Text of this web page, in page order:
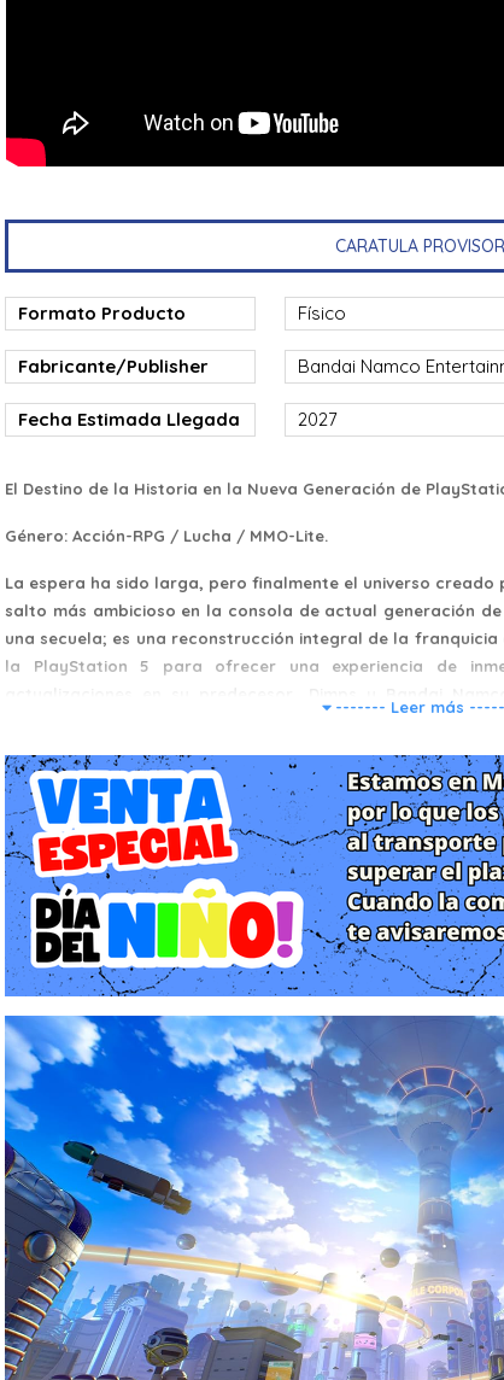
CARATULA
Formato Producto Físico
Fabricante/Publisher Bandai Namco
Fecha Estimada Llegada 2027
El Destino de la Historia en la Nueva Generación de
Género: Acción-RPG / Lucha / MMO-Lite.
La espera ha sido larga, pero finalmente el universo
salto más ambicioso en la consola de actual generación
una secuela; es una reconstrucción integral de la
la PlayStation 5 para ofrecer una experiencia de
patrullero (o defensor) en el vasto multiverso de Dragon
Un Nuevo Amanecer: La Historia en el Año 1000
A diferencia de las entregas anteriores, que se
alteraciones del pasado, Dragon Ball Xenoverse 3 nos
1000. Situado aproximadamente 250 años después de los
juego nos presenta un mundo donde la tecnología y la
manera nunca antes vista.
La narrativa gira en torno a la Great Saiyan Squad, una
parece ser la evolución espiritual del equipo de Gohan.
fuerzas que ya no solo buscan alterar el tiempo, sino
asumirá el papel de un nuevo recluta que, junto a un
desentrañar los misterios de esta metrópolis futurista.
aparente ausencia de la "Patrulla del Tiempo" tal como la
profundo que conecta los hilos sueltos de las expansiones
Jugabilidad y Mecánicas: Evolución Técnica y Exploración
El núcleo jugable de Xenoverse 3 mantiene la esencia de
pero elevada a la enésima potencia. El sistema de
desde cero. Aprovechando la memoria de la PlayStation
estilos de lucha y transformaciones son ahora mucho más
------- Leer más